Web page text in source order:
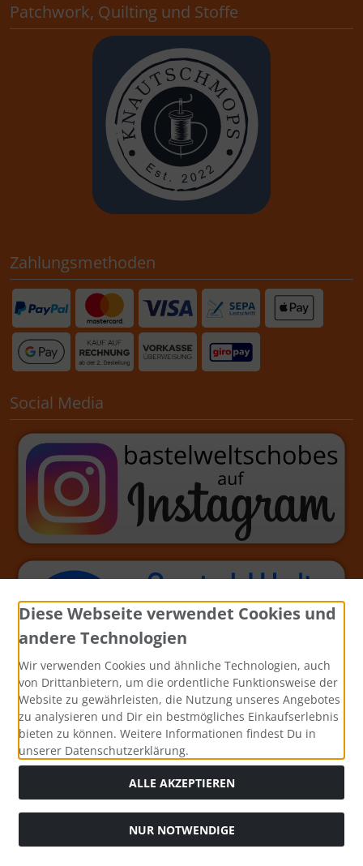
Patchwork, Quilting und Stoffe
Zahlungsmethoden
Social Media
Alle Preise inkl. gesetzl. MwSt. zzgl.Versandkosten. Die
Diese Webseite verwendet Cookies und
andere Technologien
Wir verwenden Cookies und ähnliche Technologien, auch
von Drittanbietern, um die ordentliche Funktionsweise der
Website zu gewährleisten, die Nutzung unseres Angebotes
zu analysieren und Dir ein bestmögliches Einkaufserlebnis
bieten zu können. Weitere Informationen findest Du in
unserer Datenschutzerklärung.
ALLE AKZEPTIEREN
NUR NOTWENDIGE